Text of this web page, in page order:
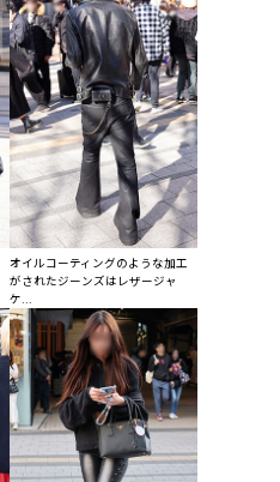
オイルコーティングのような加工
がされたジーンズはレザージャ
ケ...